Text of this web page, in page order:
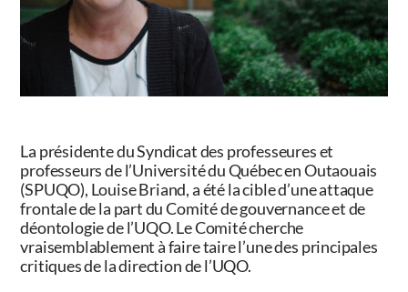
La présidente du Syndicat des professeures et
professeurs de l’Université du Québec en Outaouais
(SPUQO), Louise Briand, a été la cible d’une attaque
frontale de la part du Comité de gouvernance et de
déontologie de l’UQO. Le Comité cherche
vraisemblablement à faire taire l’une des principales
critiques de la direction de l’UQO.